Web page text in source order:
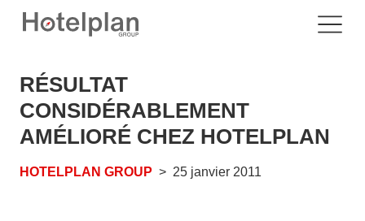
RÉSULTAT
CONSIDÉRABLEMENT
AMÉLIORÉ CHEZ HOTELPLAN
HOTELPLAN GROUP 25 janvier 2011